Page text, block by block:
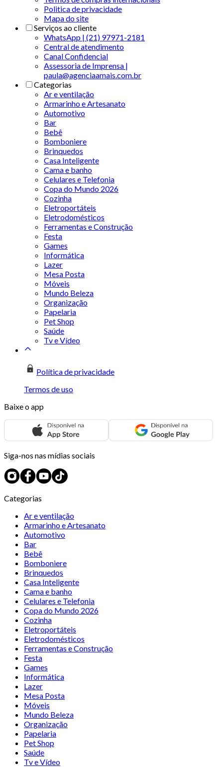
Politica de privacidade
Mapa do site
Serviços ao cliente
WhatsApp | (21) 97971-2181
Central de atendimento
Canal Confidencial
Assessoria de Imprensa |
paula@agenciaamais.com.br
Categorias
Ar e ventilação
Armarinho e Artesanato
Automotivo
Bar
Bebê
Bomboniere
Brinquedos
Casa Inteligente
Cama e banho
Celulares e Telefonia
Copa do Mundo 2026
Cozinha
Eletroportáteis
Eletrodomésticos
Ferramentas e Construção
Festa
Games
Informática
Lazer
Mesa Posta
Móveis
Mundo Beleza
Organização
Papelaria
Pet Shop
Saúde
Tv e Vídeo
Política de privacidade
Termos de uso
Baixe o app
Siga-nos nas mídias sociais
Categorias
Ar e ventilação
Armarinho e Artesanato
Automotivo
Bar
Bebê
Bomboniere
Brinquedos
Casa Inteligente
Cama e banho
Celulares e Telefonia
Copa do Mundo 2026
Cozinha
Eletroportáteis
Eletrodomésticos
Ferramentas e Construção
Festa
Games
Informática
Lazer
Mesa Posta
Móveis
Mundo Beleza
Organização
Papelaria
Pet Shop
Saúde
Tv e Vídeo